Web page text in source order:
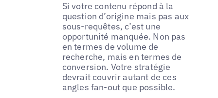
Si votre contenu répond à la
question d’origine mais pas aux
sous-requêtes, c’est une
opportunité manquée. Non pas
en termes de volume de
recherche, mais en termes de
conversion. Votre stratégie
devrait couvrir autant de ces
angles fan-out que possible.